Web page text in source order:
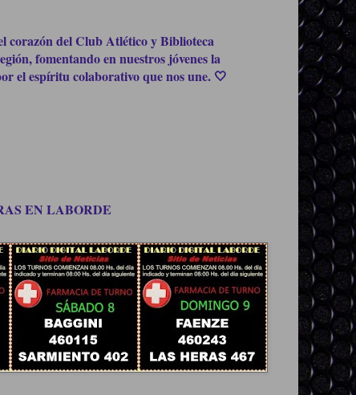
corazón del Club Atlético y Biblioteca
fomentando en nuestros jóvenes la
el espíritu colaborativo que nos une. 🤍
EN LABORDE